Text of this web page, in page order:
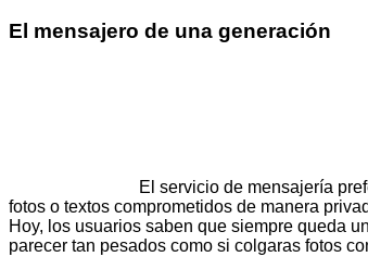
El mensajero de una generación
El servicio de mensajería
fotos o textos comprometidos de manera
Hoy, los usuarios saben que siempre queda
parecer tan pesados como si colgaras fotos